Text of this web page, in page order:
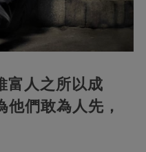
富人之所以成
們敢為人先，